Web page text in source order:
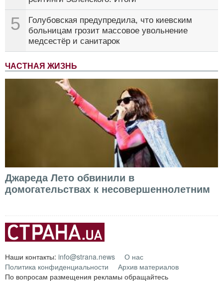
5
Голубовская предупредила, что киевским
больницам грозит массовое увольнение
медсестёр и санитарок
ЧАСТНАЯ ЖИЗНЬ
Джареда Лето обвинили в
домогательствах к несовершеннолетним
Наши контакты: info@strana.news
О нас
Политика конфиденциальности
Архив материалов
По вопросам размещения рекламы обращайтесь